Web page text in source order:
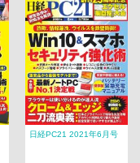
日経PC21 2021年6月号